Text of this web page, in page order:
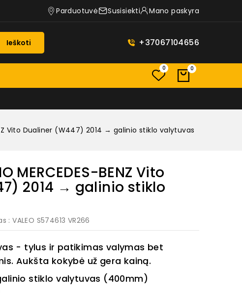
Parduotuvė Susisiekti Mano paskyra
Ieškoti +37067104656
0 0
Vito Dualiner (W447) 2014 → galinio stiklo valytuvas
MERCEDES-BENZ Vito
2014 → galinio stiklo
: VALEO S574613 VR266
- tylus ir patikimas valymas bet
Aukšta kokybė už gera kainą.
stiklo valytuvas (400mm)